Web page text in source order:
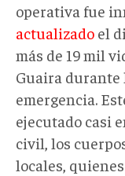
operativa fue
actualizado el
más de 19 mil
Guaira durante
emergencia.
ejecutado casi
civil, los
locales,